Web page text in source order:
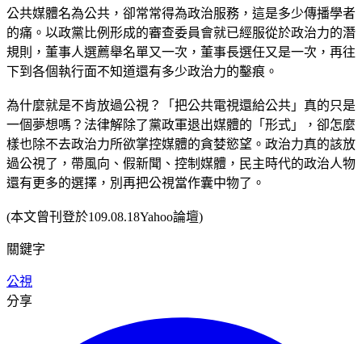
公共媒體名為公共，卻常常得為政治服務，這是多少傳播學者
的痛。以政黨比例形成的審查委員會就已經服從於政治力的潛
規則，董事人選薦舉名單又一次，董事長選任又是一次，再往
下到各個執行面不知道還有多少政治力的鑿痕。
為什麼就是不肯放過公視？「把公共電視還給公共」真的只是
一個夢想嗎？法律解除了黨政軍退出媒體的「形式」，卻怎麼
樣也除不去政治力所欲掌控媒體的貪婪慾望。政治力真的該放
過公視了，帶風向、假新聞、控制媒體，民主時代的政治人物
還有更多的選擇，別再把公視當作囊中物了。
(本文曾刊登於109.08.18Yahoo論壇)
關鍵字
公視
分享